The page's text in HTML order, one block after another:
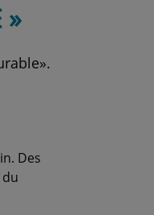
»
Des